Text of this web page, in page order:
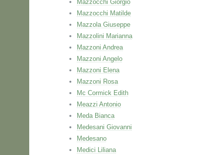
Mazzocchi Giorgio
Mazzocchi Matilde
Mazzola Giuseppe
Mazzolini Marianna
Mazzoni Andrea
Mazzoni Angelo
Mazzoni Elena
Mazzoni Rosa
Mc Cormick Edith
Meazzi Antonio
Meda Bianca
Medesani Giovanni
Medesano
Medici Liliana